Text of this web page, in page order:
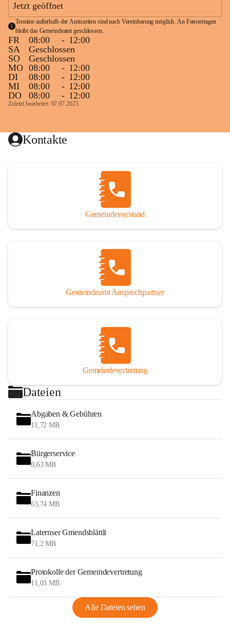
Jetzt geöffnet
Termine außerhalb der Amtszeiten sind nach Vereinbarung möglich. An Fenstertagen
bleibt das Gemeindeamt geschlossen.
FR 08:00 - 12:00
SA
Geschlossen
SO
Geschlossen
MO 08:00 - 12:00
DI
08:00 - 12:00
MI
08:00 - 12:00
DO
08:00 - 12:00
Zuletzt bearbeitet: 07.07.2025
Kontakte
Gemeindevorstand
Gemeindeamt Ansprechpartner
Gemeindevertretung
Dateien
Abgaben & Gebühren
11,72 MB
Bürgerservice
0,63 MB
Finanzen
63,74 MB
Laternser Gmendsblättli
71,2 MB
Protokolle der Gemeindevertretung
11,03 MB
Alle Dateien sehen